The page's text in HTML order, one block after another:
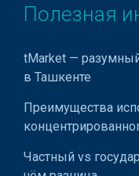
Полезная
tMarket —
в Ташкенте
Преимущества
Частный vs